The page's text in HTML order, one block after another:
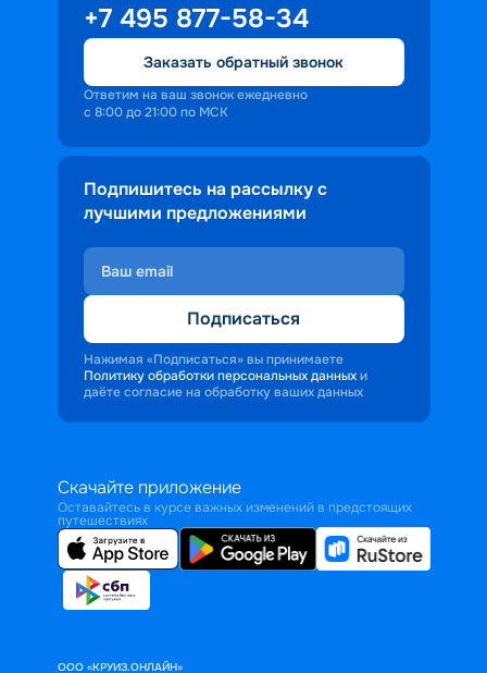
+7 495 877-58-34
Заказать обратный звонок
Ответим на ваш звонок ежедневно
с 8:00 до 21:00 по МСК
Подпишитесь на рассылку с
лучшими предложениями
Подписаться
Нажимая «Подписаться» вы принимаете
Политику обработки персональных данных и
даёте согласие на обработку ваших данных
Скачайте приложение
Оставайтесь в курсе важных изменений в предстоящих
путешествиях
ООО «КРУИЗ.ОНЛАЙН»